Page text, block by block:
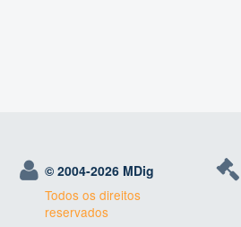
© 2004-2026 MDig
Todos os direitos
reservados